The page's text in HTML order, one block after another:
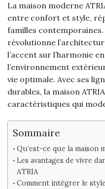
La maison moderne
entre confort et style,
familles contemporaines.
révolutionne
l’accent sur l’harmonie
l’environnement
vie optimale. Avec ses
durables, la maison
caractéristiques qui
Sommaire
Qu’est-ce que la maison
Les avantages de vivre
ATRIA
Comment intégrer le